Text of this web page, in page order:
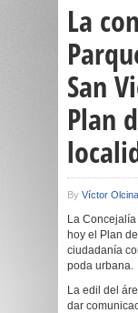
La
San
Plan
By Víctor Olcina
La
hoy el Plan
ciudadanía
poda urbana.
La edil del
dar